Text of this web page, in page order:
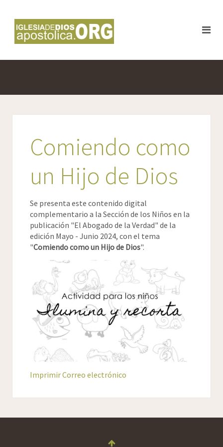
Comiendo como
un Hijo de Dios
Se presenta este contenido digital
complementario a la Sección de los Niños en la
publicación "El Abogado de la Verdad" de la
edición Mayo - Junio 2024, con el tema
"Comiendo como un Hijo de Dios".
ImprimirCorreo electrónico